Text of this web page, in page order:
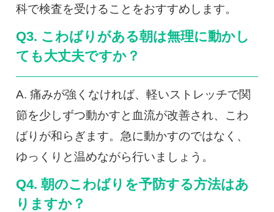
科で検査を受けることをおすすめします。
Q3. こわばりがある朝は無理に動かし
ても大丈夫ですか？
A. 痛みが強くなければ、軽いストレッチで関
節を少しずつ動かすと血流が改善され、こわ
ばりが和らぎます。急に動かすのではなく、
ゆっくりと温めながら行いましょう。
Q4. 朝のこわばりを予防する方法はあ
りますか？